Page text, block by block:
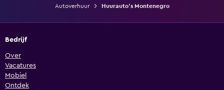
Autoverhuur Huurauto's Montenegro
Bedrijf
Over
Vacatures
Mobiel
Ontdek